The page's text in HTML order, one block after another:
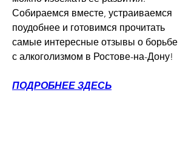
Собираемся вместе, устраиваемся
поудобнее и готовимся прочитать
самые интересные отзывы о борьбе
с алкоголизмом в Ростове-на-Дону!
ПОДРОБНЕЕ ЗДЕСЬ